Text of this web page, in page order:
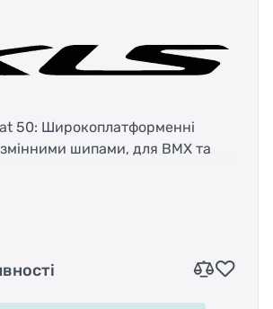
50: Широкоплатформенні
змінними шипами, для BMX та
х 108мм; матеріал корпусу -
матеріал осі - легована Cr-Mo